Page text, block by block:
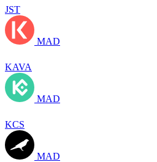
JST
MAD
KAVA
MAD
KCS
MAD